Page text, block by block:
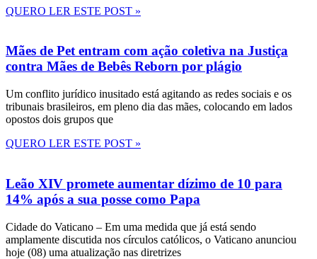
QUERO LER ESTE POST »
Mães de Pet entram com ação coletiva na Justiça
contra Mães de Bebês Reborn por plágio
Um conflito jurídico inusitado está agitando as redes sociais e os
tribunais brasileiros, em pleno dia das mães, colocando em lados
opostos dois grupos que
QUERO LER ESTE POST »
Leão XIV promete aumentar dízimo de 10 para
14% após a sua posse como Papa
Cidade do Vaticano – Em uma medida que já está sendo
amplamente discutida nos círculos católicos, o Vaticano anunciou
hoje (08) uma atualização nas diretrizes